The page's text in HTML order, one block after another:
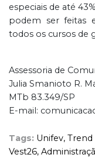
especiais de até
podem ser feitas
todos os cursos de
Assessoria de
Julia Smanioto R.
MTb 83.349/SP
E-mail:
Tags: Unifev, Trend
Vest26,